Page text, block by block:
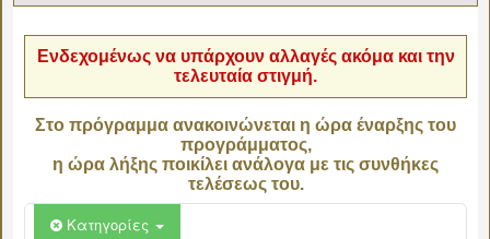
Ενδεχομένως να υπάρχουν αλλαγές ακόμα και την
τελευταία στιγμή.
Στο πρόγραμμα ανακοινώνεται η ώρα έναρξης του
προγράμματος,
η ώρα λήξης ποικίλει ανάλογα με τις συνθήκες
τελέσεως του.
Κατηγορίες
06:00